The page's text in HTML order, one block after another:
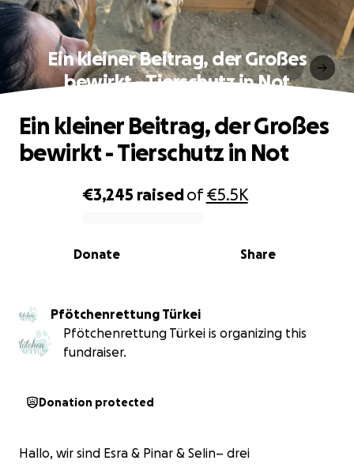
Ein kleiner Beitrag, der Großes
bewirkt - Tierschutz in Not
0% complete
€3,245 raisedof€5.5K
Share
Donate
Ein kleiner Beitrag, der Großes
bewirkt - Tierschutz in Not
Pfötchenrettung Türkei
Pfötchenrettung Türkei is organizing this
fundraiser.
Donation protected
Hallo, wir sind Esra & Pinar & Selin– drei